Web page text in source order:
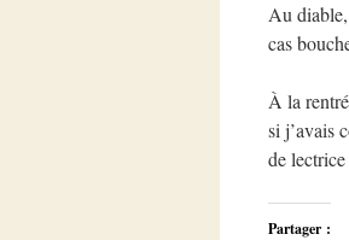
Au
cas
À la
si j’avais
de
Partager :